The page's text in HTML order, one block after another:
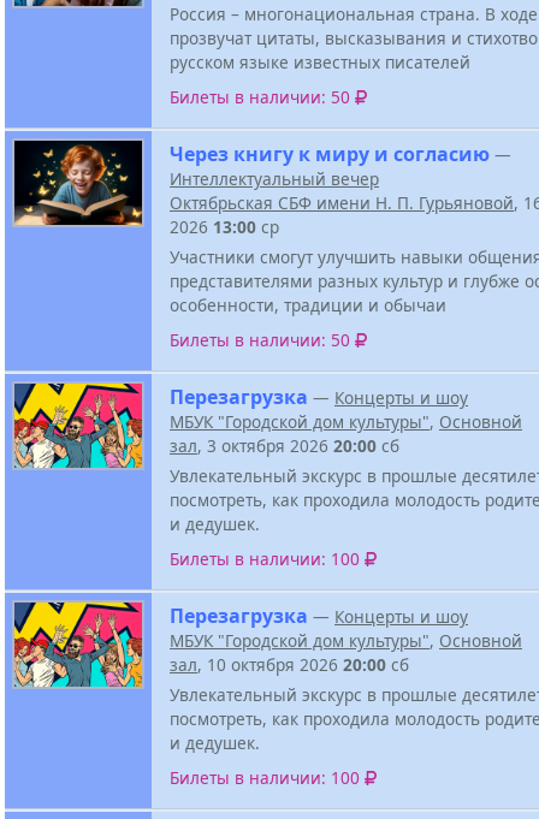
Россия – многонациональная страна. В
прозвучат цитаты, высказывания и
русском языке известных писателей
Билеты в наличии: 50
Через книгу к миру и согласию —
Интеллектуальный вечер
Октябрьская СБФ имени Н. П. Гурьяновой,
2026 13:00 ср
Участники смогут улучшить навыки
представителями разных культур и глубже
особенности, традиции и обычаи
Билеты в наличии: 50
Перезагрузка — Концерты и шоу
МБУК "Городской дом культуры", Основной
зал, 3 октября 2026 20:00 сб
Увлекательный экскурс в прошлые
посмотреть, как проходила молодость
и дедушек.
Билеты в наличии: 100
Перезагрузка — Концерты и шоу
МБУК "Городской дом культуры", Основной
зал, 10 октября 2026 20:00 сб
Увлекательный экскурс в прошлые
посмотреть, как проходила молодость
и дедушек.
Билеты в наличии: 100